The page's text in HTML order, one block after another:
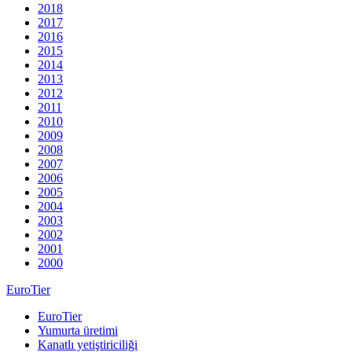
2018
2017
2016
2015
2014
2013
2012
2011
2010
2009
2008
2007
2006
2005
2004
2003
2002
2001
2000
EuroTier
EuroTier
Yumurta üretimi
Kanatlı yetiştiriciliği